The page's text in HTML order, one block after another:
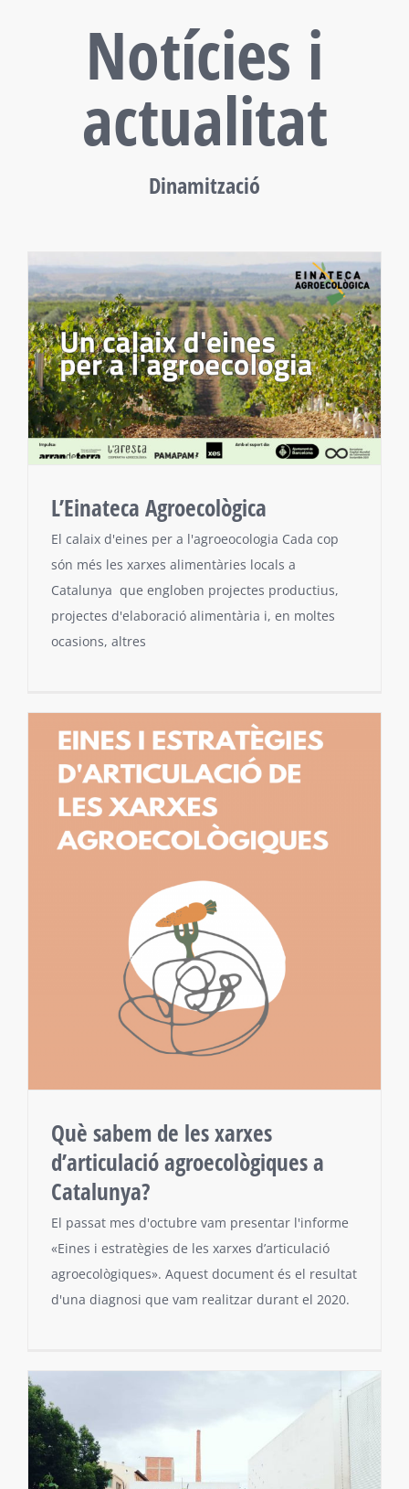
Notícies i
actualitat
Dinamització
L’Einateca Agroecològica
El calaix d'eines per a l'agroeocologia Cada cop
són més les xarxes alimentàries locals a
Catalunya que engloben projectes productius,
projectes d'elaboració alimentària i, en moltes
ocasions, altres
Què sabem de les xarxes
d’articulació agroecològiques a
Catalunya?
El passat mes d'octubre vam presentar l'informe
«Eines i estratègies de les xarxes d’articulació
agroecològiques». Aquest document és el resultat
d'una diagnosi que vam realitzar durant el 2020.